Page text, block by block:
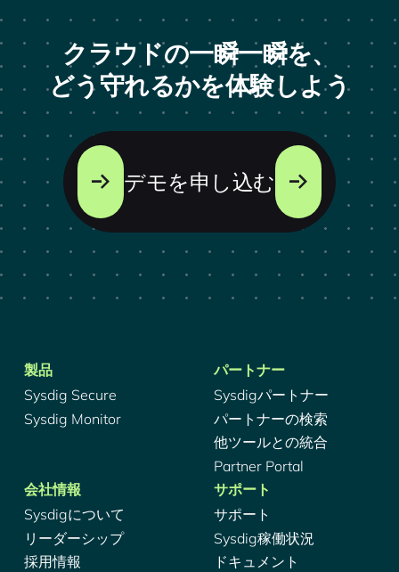
クラウドの一瞬一瞬を、
どう守れるかを体験しよう
デモを申し込む
製品
Sysdig Secure
Sysdig Monitor
パートナー
Sysdigパートナー
パートナーの検索
他ツールとの統合
Partner Portal
会社情報
Sysdigについて
リーダーシップ
採用情報
サポート
サポート
Sysdig稼働状況
ドキュメント